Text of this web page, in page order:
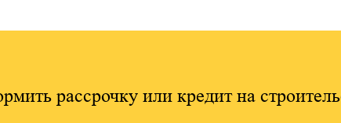
рассрочку или кредит на